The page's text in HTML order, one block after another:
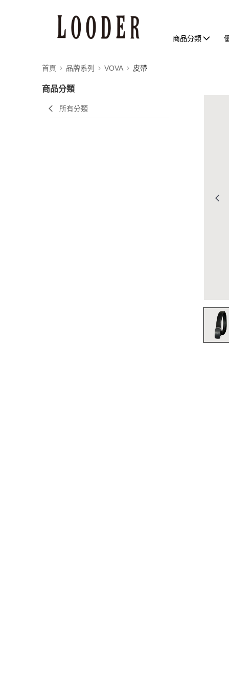
商品分類
首頁 品牌系列 VOVA 皮帶
商品分類
所有分類